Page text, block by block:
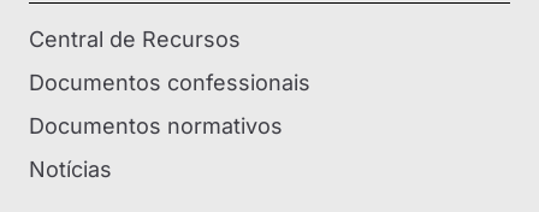
Central de Recursos
Documentos confessionais
Documentos normativos
Notícias